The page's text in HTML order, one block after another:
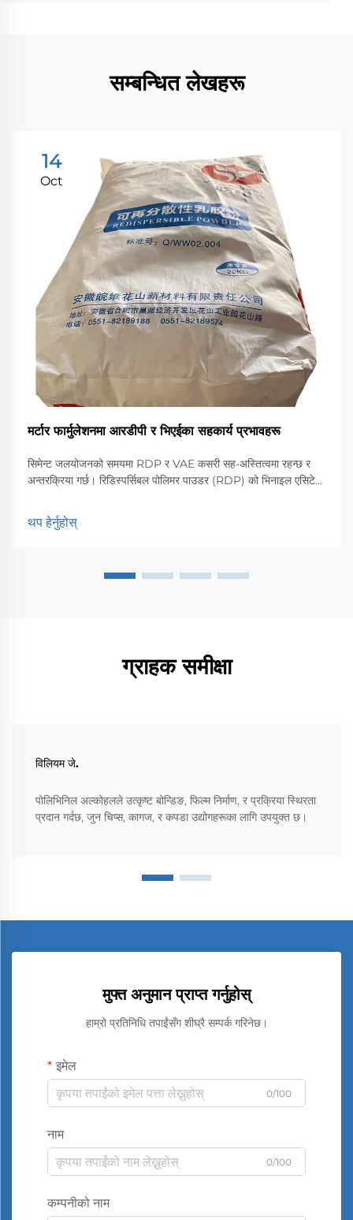
सम्बन्धित लेखहरू
14
Oct
मर्टार फार्मुलेशनमा आरडीपी र भिएईका सहकार्य प्रभावहरू
सिमेन्ट जलयोजनको समयमा RDP र VAE कसरी सह-अस्तित्वमा रहन्छ र
अन्तरक्रिया गर्छ। रिडिस्पर्सिबल पोलिमर पाउडर (RDP) को भिनाइल एसिटेट
राम्रोसँग काम गर्दछ। एकपटक सुख्खा मिश्रण नम हुन्छ, त्यसपछि...
थप हेर्नुहोस्
ग्राहक समीक्षा
विलियम जे.
पोलिभिनिल अल्कोहलले उत्कृष्ट बोन्डिङ, फिल्म निर्माण, र प्रक्रिया स्थिरता
प्रदान गर्दछ, जुन चिप्स, कागज, र कपडा उद्योगहरूका लागि उपयुक्त छ।
मुफ्त अनुमान प्राप्त गर्नुहोस्
हाम्रो प्रतिनिधि तपाईंसँग शीघ्रै सम्पर्क गरिनेछ।
इमेल
0/100
नाम
0/100
कम्पनीको नाम